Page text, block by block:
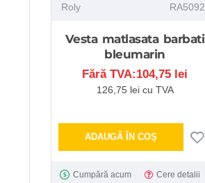
Roly RA5092
Vesta matlasata barbati
bleumarin
Fără TVA:104,75 lei
126,75 lei cu TVA
ADAUGĂ ÎN COŞ
Cumpără acum Cere detalii